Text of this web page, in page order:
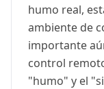
humo real,
ambiente de
importante
control
"humo" y el